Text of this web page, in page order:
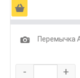
Ä
1
Перемычка
- +